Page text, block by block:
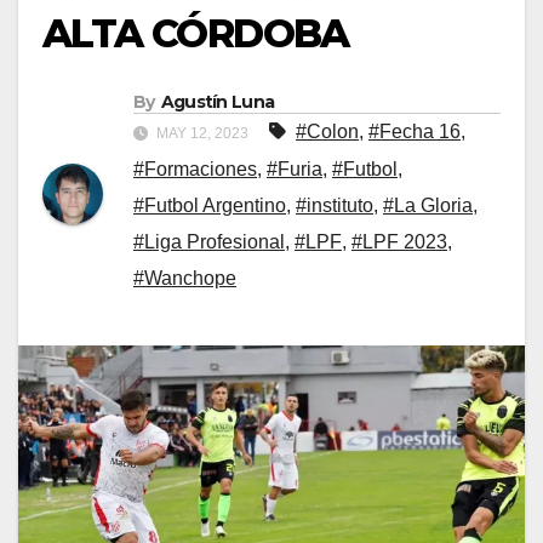
ALTA CÓRDOBA
By Agustín Luna
MAY 12, 2023 #Colon, #Fecha 16,
#Formaciones, #Furia, #Futbol ,
#Futbol Argentino, #instituto, #La Gloria,
#Liga Profesional , #LPF, #LPF 2023,
#Wanchope